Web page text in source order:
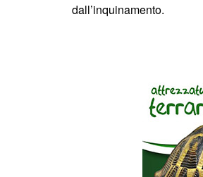
dall’inquinamento.